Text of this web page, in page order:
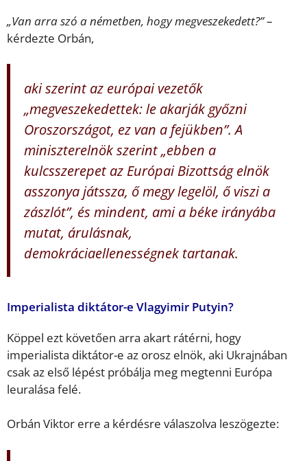
„Van arra szó a németben, hogy megveszekedett?”–
kérdezte Orbán,
aki szerint az európai vezetők
„megveszekedettek: le akarják győzni
Oroszországot, ez van a fejükben”. A
miniszterelnök szerint „ebben a
kulcsszerepet az Európai Bizottság elnök
asszonya játssza, ő megy legelöl, ő viszi a
zászlót”, és mindent, ami a béke irányába
mutat, árulásnak,
demokráciaellenességnek tartanak.
Imperialista diktátor-e Vlagyimir Putyin?
Köppel ezt követően arra akart rátérni, hogy
imperialista diktátor-e az orosz elnök, aki Ukrajnában
csak az első lépést próbálja meg megtenni Európa
leuralása felé.
Orbán Viktor erre a kérdésre válaszolva leszögezte: